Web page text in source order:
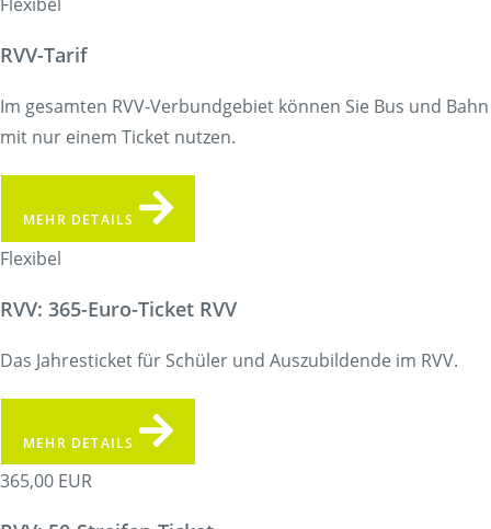
RVV-Tarif
Im gesamten RVV-Verbundgebiet können Sie Bus und Bahn
mit nur einem Ticket nutzen.
MEHR DETAILS
Flexibel
RVV: 365-Euro-Ticket RVV
Das Jahresticket für Schüler und Auszubildende im RVV.
MEHR DETAILS
365,00 EUR